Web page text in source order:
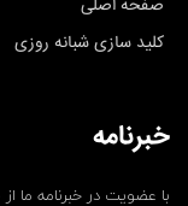
صفحه اصلی
کلید سازی شبانه روزی
خبرنامه
با عضویت در خبرنامه ما